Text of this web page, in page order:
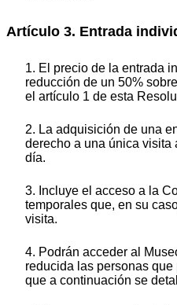
Artículo 3. Entrada
1. El precio de la entrada
reducción de un 50%
el artículo 1 de esta
2. La adquisición de una
derecho a una única visita
día.
3. Incluye el acceso a la
temporales que, en su
visita.
4. Podrán acceder al
reducida las personas
que a continuación se